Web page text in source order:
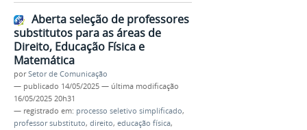
Aberta seleção de professores
substitutos para as áreas de
Direito, Educação Física e
Matemática
porSetor de Comunicação
— publicado 14/05/2025 — última modificação
16/05/2025 20h31
— registrado em: processo seletivo simplificado,
professor substituto, direito, educação física,